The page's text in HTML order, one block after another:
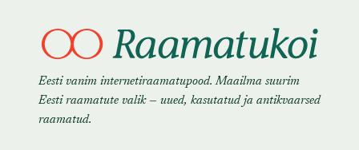
Eesti vanim internetiraamatupood. Maailma suurim
Eesti raamatute valik — uued, kasutatud ja antikvaarsed
raamatud.